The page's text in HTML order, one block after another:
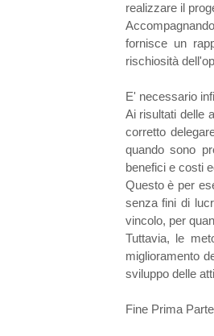
realizzare il
fornisce un
rischiosità
E' necessario
Ai risultati delle
corretto
quando sono
benefici e costi
Questo è per
senza fini di
vincolo, per
Tuttavia, le
miglioramento
sviluppo delle
Fine Prima Parte